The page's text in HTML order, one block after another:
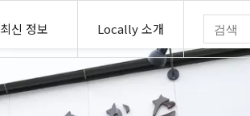
최신 정보 Locally 소개